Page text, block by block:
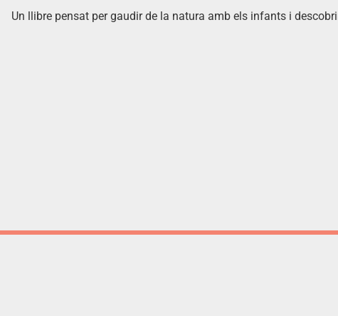
Un llibre pensat per gaudir de la natura amb els infants i